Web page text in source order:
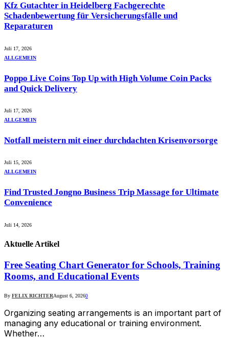
Kfz Gutachter in Heidelberg Fachgerechte
Schadenbewertung für Versicherungsfälle und
Reparaturen
Juli 17, 2026
ALLGEMEIN
Poppo Live Coins Top Up with High Volume Coin Packs
and Quick Delivery
Juli 17, 2026
ALLGEMEIN
Notfall meistern mit einer durchdachten Krisenvorsorge
Juli 15, 2026
ALLGEMEIN
Find Trusted Jongno Business Trip Massage for Ultimate
Convenience
Juli 14, 2026
Aktuelle Artikel
Free Seating Chart Generator for Schools, Training
Rooms, and Educational Events
By FELIX RICHTERAugust 6, 20260
Organizing seating arrangements is an important part of
managing any educational or training environment.
Whether…